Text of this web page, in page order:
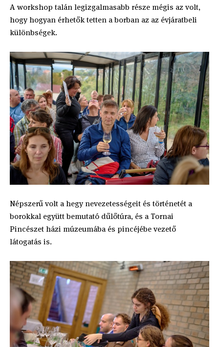
A workshop talán legizgalmasabb része mégis az volt,
hogy hogyan érhetők tetten a borban az az évjáratbeli
különbségek.
Népszerű volt a hegy nevezetességeit és történetét a
borokkal együtt bemutató dűlőtúra, és a Tornai
Pincészet házi múzeumába és pincéjébe vezető
látogatás is.